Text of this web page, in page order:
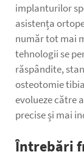
implanturilor
asistența
număr tot mai
tehnologii se
răspândite,
osteotomie
evolueze către
precise și mai
Întrebări